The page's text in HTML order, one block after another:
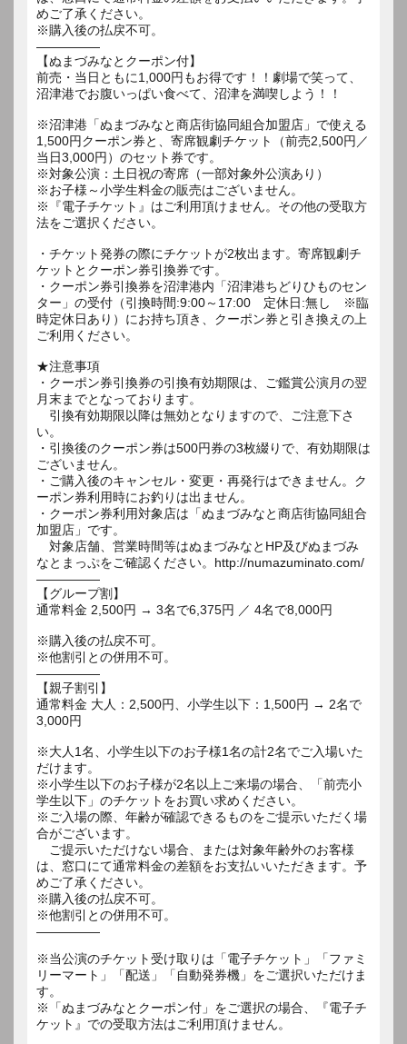
めご了承ください。
※購入後の払戻不可。
―――――
【ぬまづみなとクーポン付】
前売・当日ともに1,000円もお得です！！劇場で笑って、
沼津港でお腹いっぱい食べて、沼津を満喫しよう！！
※沼津港「ぬまづみなと商店街協同組合加盟店」で使える
1,500円クーポン券と、寄席観劇チケット（前売2,500円／
当日3,000円）のセット券です。
※対象公演：土日祝の寄席（一部対象外公演あり）
※お子様～小学生料金の販売はございません。
※『電子チケット』はご利用頂けません。その他の受取方
法をご選択ください。
・チケット発券の際にチケットが2枚出ます。寄席観劇チ
ケットとクーポン券引換券です。
・クーポン券引換券を沼津港内「沼津港ちどりひものセン
ター」の受付（引換時間:9:00～17:00 定休日:無し ※臨
時定休日あり）にお持ち頂き、クーポン券と引き換えの上
ご利用ください。
★注意事項
・クーポン券引換券の引換有効期限は、ご鑑賞公演月の翌
月末までとなっております。
引換有効期限以降は無効となりますので、ご注意下さ
い。
・引換後のクーポン券は500円券の3枚綴りで、有効期限は
ございません。
・ご購入後のキャンセル・変更・再発行はできません。ク
ーポン券利用時にお釣りは出ません。
・クーポン券利用対象店は「ぬまづみなと商店街協同組合
加盟店」です。
対象店舗、営業時間等はぬまづみなとHP及びぬまづみ
なとまっぷをご確認ください。http://numazuminato.com/
―――――
【グループ割】
通常料金 2,500円 → 3名で6,375円 ／ 4名で8,000円
※購入後の払戻不可。
※他割引との併用不可。
―――――
【親子割引】
通常料金 大人：2,500円、小学生以下：1,500円 → 2名で
3,000円
※大人1名、小学生以下のお子様1名の計2名でご入場いた
だけます。
※小学生以下のお子様が2名以上ご来場の場合、「前売小
学生以下」のチケットをお買い求めください。
※ご入場の際、年齢が確認できるものをご提示いただく場
合がございます。
ご提示いただけない場合、または対象年齢外のお客様
は、窓口にて通常料金の差額をお支払いいただきます。予
めご了承ください。
※購入後の払戻不可。
※他割引との併用不可。
―――――
※当公演のチケット受け取りは「電子チケット」「ファミ
リーマート」「配送」「自動発券機」をご選択いただけま
す。
※「ぬまづみなとクーポン付」をご選択の場合、『電子チ
ケット』での受取方法はご利用頂けません。